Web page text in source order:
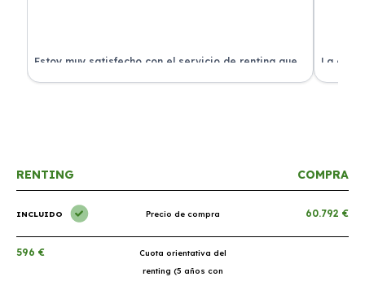
Estoy muy satisfecho con el servicio de renting que
he contratado. ¡Todo incluido y sin complicaciones!
La
en
RENTING COMPRA
INCLUIDO Precio de compra 60.792 €
596 €
Cuota orientativa del
renting (5 años con